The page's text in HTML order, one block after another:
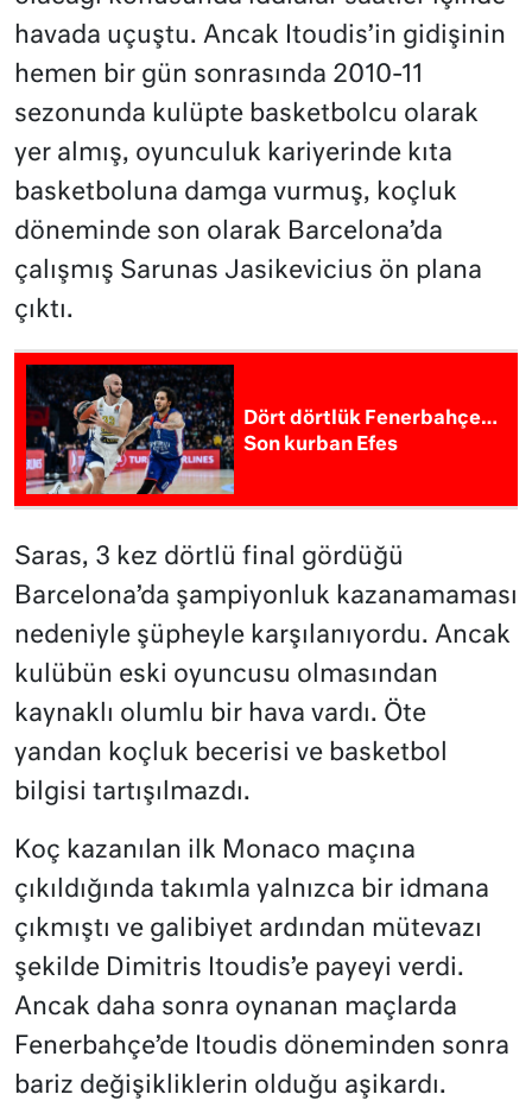
havada uçuştu. Ancak Itoudis’in gidişinin
hemen bir gün sonrasında 2010-11
sezonunda kulüpte basketbolcu olarak
yer almış, oyunculuk kariyerinde kıta
basketboluna damga vurmuş, koçluk
döneminde son olarak Barcelona’da
çalışmış Sarunas Jasikevicius ön plana
çıktı.
Dört dörtlük Fenerbahçe…
Son kurban Efes
Saras, 3 kez dörtlü final gördüğü
Barcelona’da şampiyonluk kazanamaması
nedeniyle şüpheyle karşılanıyordu. Ancak
kulübün eski oyuncusu olmasından
kaynaklı olumlu bir hava vardı. Öte
yandan koçluk becerisi ve basketbol
bilgisi tartışılmazdı.
Koç kazanılan ilk Monaco maçına
çıkıldığında takımla yalnızca bir idmana
çıkmıştı ve galibiyet ardından mütevazı
şekilde Dimitris Itoudis’e payeyi verdi.
Ancak daha sonra oynanan maçlarda
Fenerbahçe’de Itoudis döneminden sonra
bariz değişikliklerin olduğu aşikardı.